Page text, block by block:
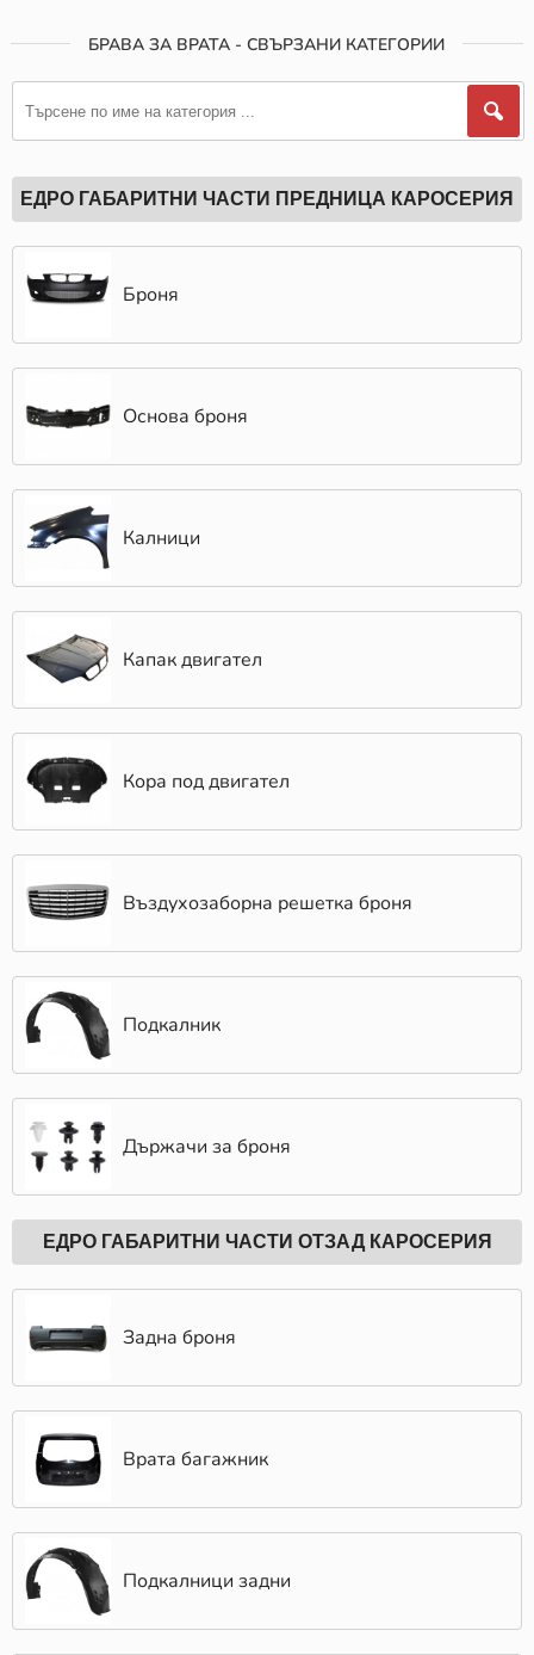
БРАВА ЗА ВРАТА - СВЪРЗАНИ КАТЕГОРИИ
ЕДРО ГАБАРИТНИ ЧАСТИ ПРЕДНИЦА КАРОСЕРИЯ
Броня
Основа броня
Калници
Капак двигател
Кора под двигател
Въздухозаборна решетка броня
Подкалник
Държачи за броня
ЕДРО ГАБАРИТНИ ЧАСТИ ОТЗАД КАРОСЕРИЯ
Задна броня
Врата багажник
Подкалници задни